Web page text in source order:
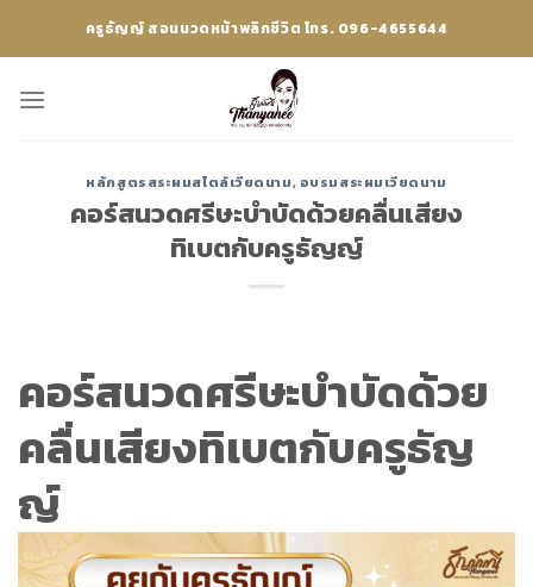
ครูธัญญ์ สอนนวดหน้าพลิกชีวิต โทร. 096-4655644
หลักสูตรสระผมสไตล์เวียดนาม, อบรมสระผมเวียดนาม
คอร์สนวดศรีษะบำบัดด้วยคลื่นเสียง
ทิเบตกับครูธัญญ์
คอร์สนวดศรีษะบำบัดด้วย
คลื่นเสียงทิเบตกับครูธัญ
ญ์